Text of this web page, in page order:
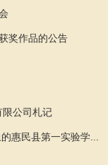
奖作品的公告
公司札记
惠民县第一实验学...